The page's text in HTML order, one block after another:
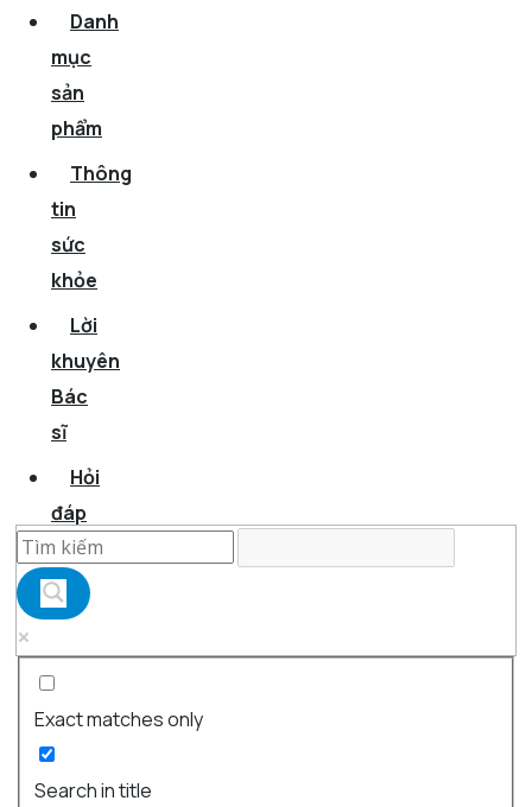
Danh
mục
sản
phẩm
Thông
tin
sức
khỏe
Lời
khuyên
Bác
sĩ
Hỏi
đáp
Exact matches only
Search in title